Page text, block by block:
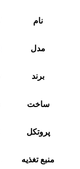
نام
مدل
برند
ساخت
پروتکل
منبع تغذیه